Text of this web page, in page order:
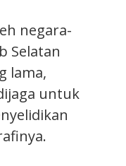
negara-
Selatan
lama,
untuk